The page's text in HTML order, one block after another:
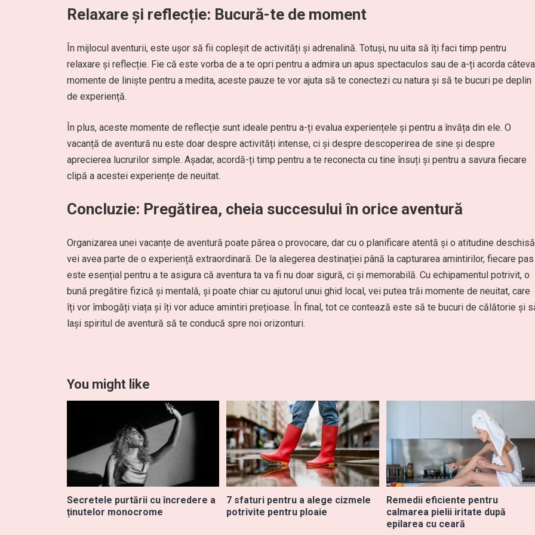
Relaxare și reflecție: Bucură-te de moment
În mijlocul aventurii, este ușor să fii copleșit de activități și adrenalină. Totuși, nu uita să îți faci timp pentru
relaxare și reflecție. Fie că este vorba de a te opri pentru a admira un apus spectaculos sau de a-ți acorda câteva
momente de liniște pentru a medita, aceste pauze te vor ajuta să te conectezi cu natura și să te bucuri pe deplin
de experiență.
În plus, aceste momente de reflecție sunt ideale pentru a-ți evalua experiențele și pentru a învăța din ele. O
vacanță de aventură nu este doar despre activități intense, ci și despre descoperirea de sine și despre
aprecierea lucrurilor simple. Așadar, acordă-ți timp pentru a te reconecta cu tine însuți și pentru a savura fiecare
clipă a acestei experiențe de neuitat.
Concluzie: Pregătirea, cheia succesului în orice aventură
Organizarea unei vacanțe de aventură poate părea o provocare, dar cu o planificare atentă și o atitudine
vei avea parte de o experiență extraordinară. De la alegerea destinației până la capturarea amintirilor, fiecare pas
este esențial pentru a te asigura că aventura ta va fi nu doar sigură, ci și memorabilă. Cu echipamentul potrivit, o
bună pregătire fizică și mentală, și poate chiar cu ajutorul unui ghid local, vei putea trăi momente de neuitat, care
îți vor îmbogăți viața și îți vor aduce amintiri prețioase. În final, tot ce contează este să te bucuri de călătorie și
lași spiritul de aventură să te conducă spre noi orizonturi.
You might like
Secretele purtării cu încredere a
ținutelor monocrome
7 sfaturi pentru a alege cizmele
potrivite pentru ploaie
Remedii eficiente pentru
calmarea pielii iritate după
epilarea cu ceară